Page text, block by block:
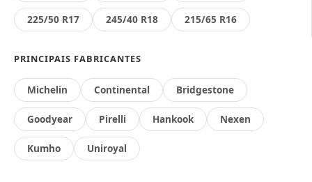
225/50 R17 245/40 R18 215/65 R16
PRINCIPAIS FABRICANTES
Michelin Continental Bridgestone
Goodyear Pirelli Hankook Nexen
Kumho Uniroyal